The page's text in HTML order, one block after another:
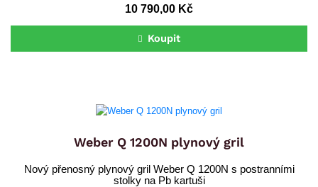
10 790,00 Kč
Koupit
Weber Q 1200N plynový gril
Nový přenosný plynový gril Weber Q 1200N s postranními
stolky na Pb kartuši